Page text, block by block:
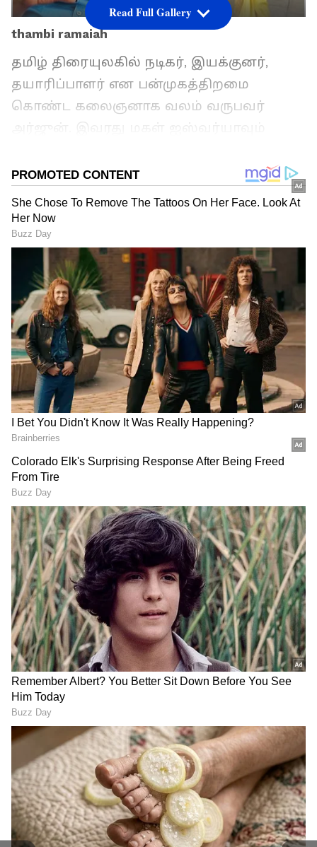
thambi ramaiah
தமிழ் திரையுலகில் நடிகர், இயக்குனர்,
தயாரிப்பாளர் என பன்முகத்திறமை
கொண்ட கலைஞனாக வலம் வருபவர்
தமிழில் விஷாலின் பட்டத்து யானை படம்
ஐஸ்வர்யா, அதன்பின் அப்படியே
சினிமாவை விட்டு ஒதுங்கினார். விரைவில்
ஐஸ்வர்யாவுக்கு திருமணம் நடைபெற
உள்ளது. அவரும் நடிகர் தம்பி ராமையாவின்
மகன் உமாபதியும் காதல் திருமணம்
செய்துகொள்ள உள்ளனர்.
ஏசியாநெட் தமிழ்-ஐ உங்கள் முதன்மைத்
தேர்வாக்குங்கள்
2
4
Umapathy, aishwarya Arjun
நடிகர் அர்ஜுன் கடந்த சில ஆண்டுகளுக்கு
Read Full Gallery